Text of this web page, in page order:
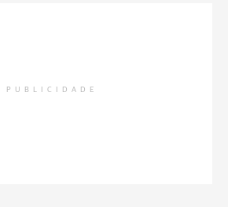
PUBLICIDADE